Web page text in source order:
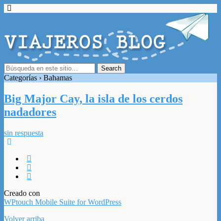
Categorías › Bahamas
Big Major Cay, la isla de los cerdos
nadadores
sin respuesta
Creado con
WPtouch Mobile Suite for WordPress
Volver arriba